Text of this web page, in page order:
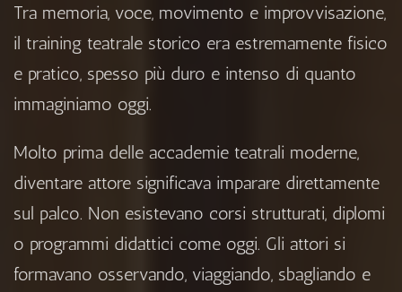
Tra memoria, voce, movimento e improvvisazione,
il training teatrale storico era estremamente fisico
e pratico, spesso più duro e intenso di quanto
immaginiamo oggi.
Molto prima delle accademie teatrali moderne,
diventare attore significava imparare direttamente
sul palco. Non esistevano corsi strutturati, diplomi
o programmi didattici come oggi. Gli attori si
formavano osservando, viaggiando, sbagliando e